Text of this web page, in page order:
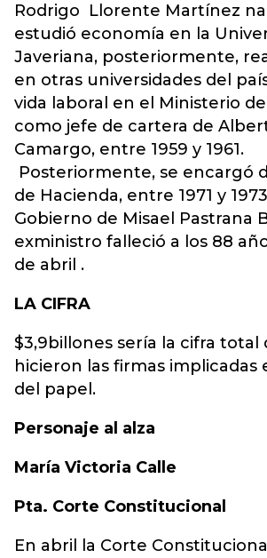
Rodrigo Llorente Martínez
estudió economía en la
Javeriana, posteriormente,
en otras universidades del
vida laboral en el Ministerio
como jefe de cartera de
Camargo, entre 1959 y 1961.
Posteriormente, se encargó
de Hacienda, entre 1971 y
Gobierno de Misael Pastrana
exministro falleció a los 88
de abril .
LA CIFRA
$3,9billones sería la cifra total
hicieron las firmas implicadas
del papel.
Personaje al alza
María Victoria Calle
Pta. Corte Constitucional
En abril la Corte